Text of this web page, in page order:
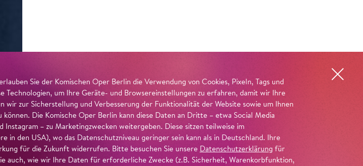
Sie der Komischen Oper Berlin die Verwendung von Cookies, Pixeln, Tags und
Technologien, um Ihre Geräte- und Browsereinstellungen zu erfahren, damit wir Ihre
wir zur Sicherstellung und Verbesserung der Funktionalität der Website sowie um Ihnen
Die Komische Oper Berlin kann diese Daten an Dritte – etwa Social Media
Instagram – zu Marketingzwecken weitergeben. Diese sitzen teilweise im
in den USA), wo das Datenschutzniveau geringer sein kann als in Deutschland. Ihre
für die Zukunft widerrufen. Bitte besuchen Sie unsere Datenschutzerklärung für
auch, wie wir Ihre Daten für erforderliche Zwecke (z.B. Sicherheit, Warenkorbfunktion,